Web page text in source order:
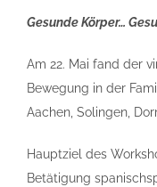
Gesunde Körper…
Am 22. Mai fand der
Bewegung in der
Aachen, Solingen,
Hauptziel des
Betätigung